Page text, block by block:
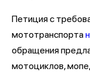
Петиция с
мототранспорта
обращения
мотоциклов,